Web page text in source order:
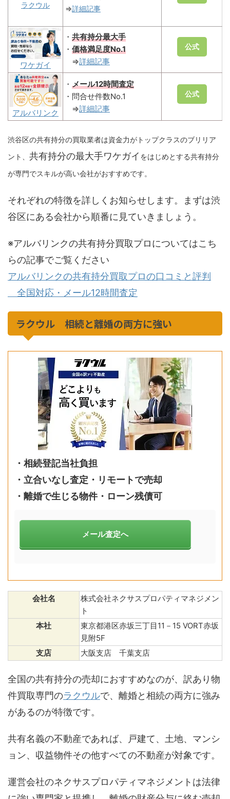
ラクウル
⇒詳細記事
ワケガイ
・ 共有持分最大手
・ 価格満足度No.1
⇒詳細記事
公式
アルバリンク
・ メール12時間査定
・問合せ件数No.1
⇒詳細記事
公式
渋谷区の共有持分の買取業者は資金力がトップクラスのブリリア
ント、 共有持分の最大手ワケガイ をはじめとする共有持分
が専門でスキルが高い会社がおすすめです。
それぞれの特徴を詳しくお知らせします。まずは渋
谷区にある会社から順番に見ていきましょう。
※アルバリンクの共有持分買取プロについてはこち
らの記事でご覧ください
アルバリンクの共有持分買取プロの口コミと評判
全国対応・メール12時間査定
ラクウル 相続と離婚の両方に強い
・ 相続登記当社負担
・立合いなし査定・リモートで売却
・離婚で生じる物件・ローン残債可
メール査定へ
会社名
株式会社ネクサスプロパティマネジメン
ト
本社
東京都港区赤坂三丁目11－15 VORT赤坂
見附5F
支店
大阪支店 千葉支店
全国の共有持分の売却におすすめなのが、訳あり物
件買取専門のラクウルで、離婚と相続の両方に強み
があるのが特徴です。
共有名義の不動産であれば、戸建て、土地、マンシ
ョン、収益物件その他すべての不動産が対象です。
運営会社のネクサスプロパティマネジメントは法律